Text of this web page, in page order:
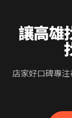
讓高雄
店家好口碑專